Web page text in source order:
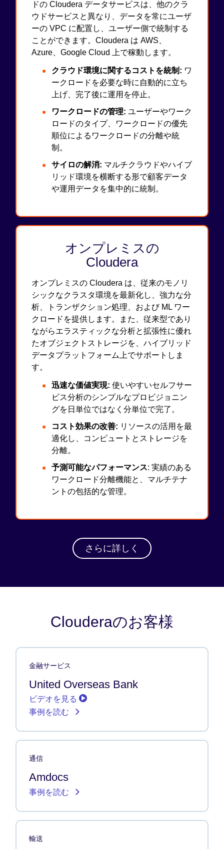
ドの Cloudera データサービスは、他のクラ
ウドサービスと異なり、データを常にユーザ
ーの VPC に配置し、ユーザー側で統制する
ことができます。Cloudera は AWS、
Azure、Google Cloud 上で稼動します。
クラウド環境に関するコストを統制: ワ
ークロードを必要な時に自動的に立ち
上げ、完了後に運用を停止。
ワークロードの管理: ユーザーやワーク
ロードのタイプ、ワークロードの優先
順位によるワークロードの分離や統
制。
サイロの解消: マルチクラウドやハイブ
リッド環境を横断する形で顧客データ
や運用データを集中的に統制。
オンプレミスの
Cloudera
オンプレミスの Cloudera は、従来のモノリ
シックなクラスタ環境を最新化し、強力な分
析、トランザクション処理、および ML ワー
クロードを提供します。また、従来型であり
ながらエラスティックな分析と拡張性に優れ
たオブジェクトストレージを、ハイブリッド
データプラットフォーム上でサポートしま
す。
迅速な価値実現: 使いやすいセルフサー
ビス分析のシンプルなプロビジョニン
グを日単位ではなく分単位で完了。
コスト効果の改善: リソースの活用を最
適化し、コンピュートとストレージを
分離。
予測可能なパフォーマンス: 実績のある
ワークロード分離機能と、マルチテナ
ントの包括的な管理。
さらに詳しく
Clouderaのお客様
金融サービス
United Overseas Bank
ビデオを見る
事例を読む
通信
Amdocs
事例を読む
輸送